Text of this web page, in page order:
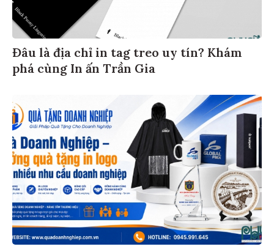
Đâu là địa chỉ in tag treo uy tín? Khám
phá cùng In ấn Trần Gia